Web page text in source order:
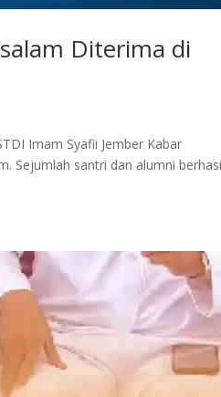
Diterima di
Imam Syafii Jember Kabar
Sejumlah santri dan alumni